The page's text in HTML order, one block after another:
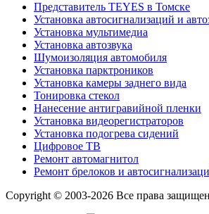
Представитель TEYES в Томске
Установка автосигнализаций и
Установка мультимедиа
Установка автозвука
Шумоизоляция автомобиля
Установка парктроников
Установка камеры заднего вида
Тонировка стекол
Нанесение антигравийной пленки
Установка видеорегистраторов
Установка подогрева сидений
Цифровое ТВ
Ремонт автомагнитол
Ремонт брелоков и
Copyright © 2003-2026 Все права